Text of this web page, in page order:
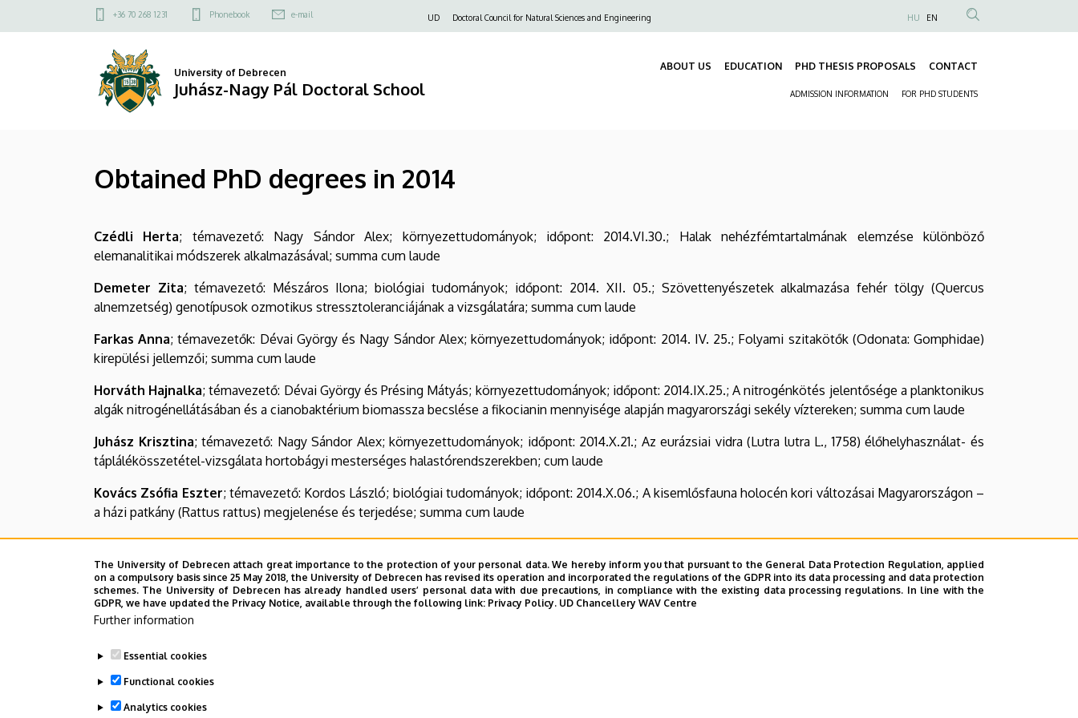
Obtained
Doctoral
to
Felső
menü
+36 70 268 1231 Phonebook e-mail
Felső
UD Doctoral Council for Natural Sciences and Engineering
Anonim
fiók
menüje
HU EN
University of Debrecen
Juhász-Nagy Pál Doctoral School
ABOUT US EDUCATION PHD THESIS PROPOSALS CONTACT
ADMISSION INFORMATION FOR PHD STUDENTS
Obtained PhD degrees in 2014
Czédli Herta; témavezető: Nagy Sándor Alex; környezettudományok; időpont: 2014.VI.30.; Halak nehézfémtartalmának elemzése különböző
elemanalitikai módszerek alkalmazásával; summa cum laude
Demeter Zita; témavezető: Mészáros Ilona; biológiai tudományok; időpont: 2014. XII. 05.; Szövettenyészetek alkalmazása fehér tölgy (Quercus
alnemzetség) genotípusok ozmotikus stressztoleranciájának a vizsgálatára; summa cum laude
Farkas Anna; témavezetők: Dévai György és Nagy Sándor Alex; környezettudományok; időpont: 2014. IV. 25.; Folyami szitakötők (Odonata: Gomphidae)
kirepülési jellemzői; summa cum laude
Horváth Hajnalka; témavezető: Dévai György és Présing Mátyás; környezettudományok; időpont: 2014.IX.25.; A nitrogénkötés jelentősége a planktonikus
algák nitrogénellátásában és a cianobaktérium biomassza becslése a fikocianin mennyisége alapján magyarországi sekély víztereken; summa cum laude
Juhász Krisztina; témavezető: Nagy Sándor Alex; környezettudományok; időpont: 2014.X.21.; Az eurázsiai vidra (Lutra lutra L., 1758) élőhelyhasználat- és
táplálékösszetétel-vizsgálata hortobágyi mesterséges halastórendszerekben; cum laude
Kovács Zsófia Eszter; témavezető: Kordos László; biológiai tudományok; időpont: 2014.X.06.; A kisemlősfauna holocén kori változásai Magyarországon –
a házi patkány (Rattus rattus) megjelenése és terjedése; summa cum laude
Miglécz Tamás; témavezető: Török Péter; környezettudományok; időpont: 2014.VII.03.; Avar szerepe a csírázásban és gyepek dinamikájában; summa cum
laude
Pfliegler Valter Péter ; témavezető: Sipiczki Mátyás; biológiai tudományok; időpont: 2014. I. 10.; Élesztőgombák hibridizációs folyamatainak vizsgálata;
summa cum laude
Tóth Adrienn
Last update:
The University of Debrecen attach great importance to the protection of your personal data. We hereby inform you that pursuant to the General Data Protection Regulation, applied
on a compulsory basis since 25 May 2018, the University of Debrecen has revised its operation and incorporated the regulations of the GDPR into its data processing and data protection
schemes. The University of Debrecen has already handled users’ personal data with due precautions, in compliance with the existing data processing regulations. In line with the
GDPR, we have updated the Privacy Notice, available through the following link: Privacy Policy. UD Chancellery WAV Centre
Further information
Essential cookies
Functional cookies
Analytics cookies